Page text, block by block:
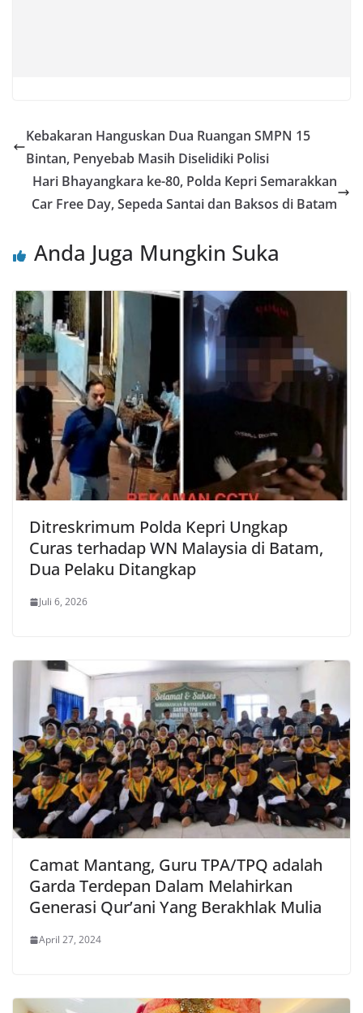
Kebakaran Hanguskan Dua Ruangan SMPN 15
Bintan, Penyebab Masih Diselidiki Polisi
Hari Bhayangkara ke-80, Polda Kepri Semarakkan
Car Free Day, Sepeda Santai dan Baksos di Batam
Anda Juga Mungkin Suka
Ditreskrimum Polda Kepri Ungkap
Curas terhadap WN Malaysia di Batam,
Dua Pelaku Ditangkap
Juli 6, 2026
Camat Mantang, Guru TPA/TPQ adalah
Garda Terdepan Dalam Melahirkan
Generasi Qur’ani Yang Berakhlak Mulia
April 27, 2024